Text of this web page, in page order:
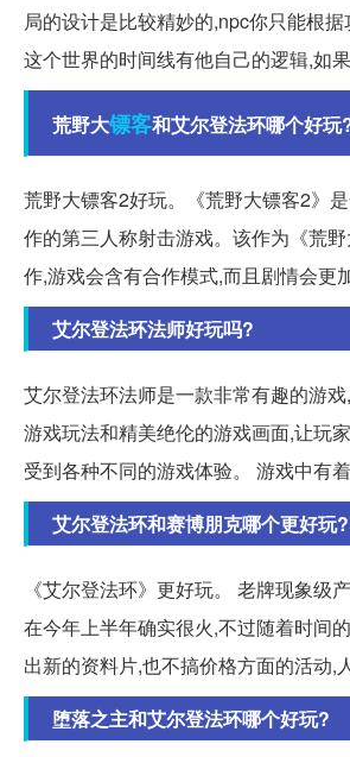
局的设计是比较精妙的,npc你只能根
这个世界的时间线有他自己的逻辑,如果
荒野大镖客和艾尔登法环哪个好玩
荒野大镖客2好玩。《荒野大镖客2》
作的第三人称射击游戏。该作为《荒
作,游戏会含有合作模式,而且剧情会更
艾尔登法环法师好玩吗?
艾尔登法环法师是一款非常有趣的游
游戏玩法和精美绝伦的游戏画面,让玩
受到各种不同的游戏体验。 游戏中有着
艾尔登法环和赛博朋克哪个更好玩?
《艾尔登法环》更好玩。 老牌现象级
在今年上半年确实很火,不过随着时间
出新的资料片,也不搞价格方面的活动,
堕落之主和艾尔登法环哪个好玩?